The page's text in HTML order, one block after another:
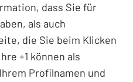
dass Sie für
als auch
die Sie beim Klicken
+1 können als
Profilnamen und